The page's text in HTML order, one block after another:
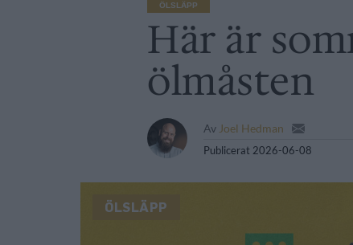
ÖLSLÄPP
Här är
ölmåsten
Av Joel Hedman
Publicerat 2026-06-08
ÖLSLÄPP